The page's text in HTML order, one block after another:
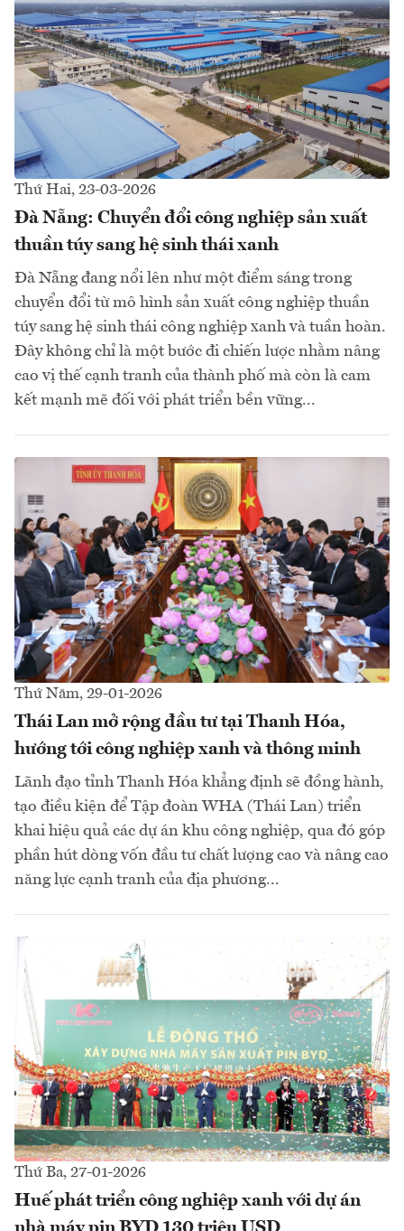
Thứ Hai, 23-03-2026
Đà Nẵng: Chuyển đổi công nghiệp sản xuất
thuần túy sang hệ sinh thái xanh
Đà Nẵng đang nổi lên như một điểm sáng trong
chuyển đổi từ mô hình sản xuất công nghiệp thuần
túy sang hệ sinh thái công nghiệp xanh và tuần hoàn.
Đây không chỉ là một bước đi chiến lược nhằm nâng
cao vị thế cạnh tranh của thành phố mà còn là cam
kết mạnh mẽ đối với phát triển bền vững...
Thứ Năm, 29-01-2026
Thái Lan mở rộng đầu tư tại Thanh Hóa,
hướng tới công nghiệp xanh và thông minh
Lãnh đạo tỉnh Thanh Hóa khẳng định sẽ đồng hành,
tạo điều kiện để Tập đoàn WHA (Thái Lan) triển
khai hiệu quả các dự án khu công nghiệp, qua đó góp
phần hút dòng vốn đầu tư chất lượng cao và nâng cao
năng lực cạnh tranh của địa phương...
Thứ Ba, 27-01-2026
Huế phát triển công nghiệp xanh với dự án